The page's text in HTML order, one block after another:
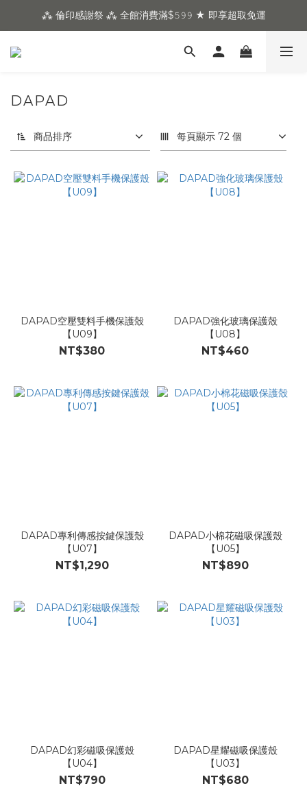
⁂ 倫印感謝祭 ⁂ 全館消費滿$𝟻𝟿𝟿 ★ 即享超取免運
DAPAD
商品排序 每頁顯示 72 個
DAPAD空壓雙料手機保護殼
【U09】
NT$380
DAPAD強化玻璃保護殼
【U08】
NT$460
DAPAD專利傳感按鍵保護殼
【U07】
NT$1,290
DAPAD小棉花磁吸保護殼
【U05】
NT$890
DAPAD幻彩磁吸保護殼
【U04】
NT$790
DAPAD星耀磁吸保護殼
【U03】
NT$680